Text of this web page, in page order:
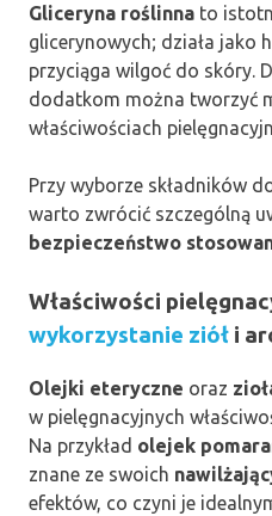
Gliceryna roślinna to
glicerynowych; działa jako
przyciąga wilgoć do skóry.
dodatkom można tworzyć
właściwościach
Przy wyborze składników
warto zwrócić szczególną
bezpieczeństwo
Właściwości
wykorzystanie ziół i
Olejki eteryczne oraz
w pielęgnacyjnych
Na przykład olejek
znane ze swoich
efektów, co czyni je